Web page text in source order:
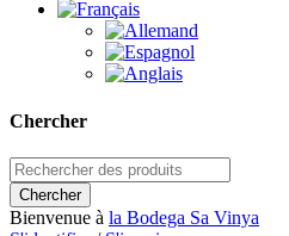
Chercher
Bienvenue à la Bodega Sa Vinya